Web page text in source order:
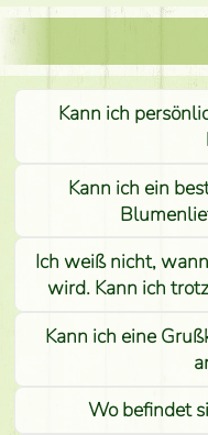
Kann ich
Kann ich ein
Ich weiß nicht,
wird. Kann ich
Kann ich eine
Wo befindet